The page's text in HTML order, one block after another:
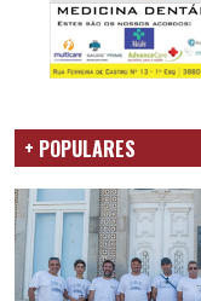
+ POPULARES